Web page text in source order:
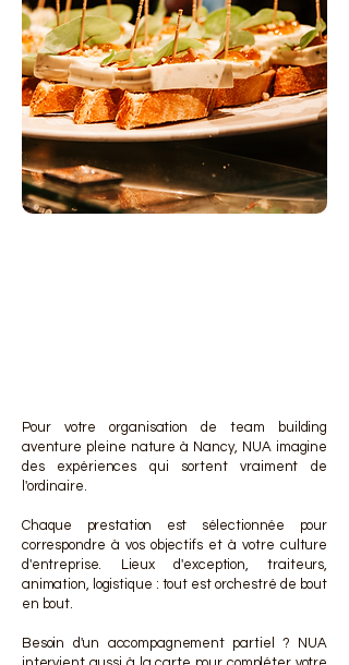
Pour votre organisation de team building
aventure pleine nature à Nancy, NUA imagine
des expériences qui sortent vraiment de
l'ordinaire.
Chaque prestation est sélectionnée pour
correspondre à vos objectifs et à votre culture
d'entreprise. Lieux d'exception, traiteurs,
animation, logistique : tout est orchestré de bout
en bout.
Besoin d'un accompagnement partiel ? NUA